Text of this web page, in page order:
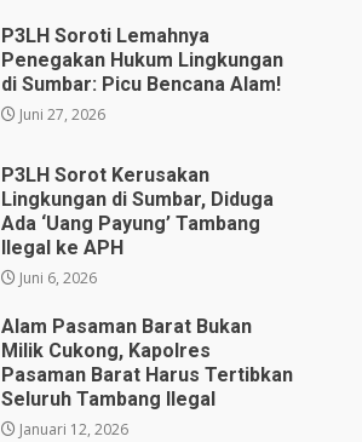
P3LH Soroti Lemahnya
Penegakan Hukum Lingkungan
di Sumbar: Picu Bencana Alam!
Juni 27, 2026
P3LH Sorot Kerusakan
Lingkungan di Sumbar, Diduga
Ada ‘Uang Payung’ Tambang
Ilegal ke APH
Juni 6, 2026
Alam Pasaman Barat Bukan
Milik Cukong, Kapolres
Pasaman Barat Harus Tertibkan
Seluruh Tambang Ilegal
Januari 12, 2026